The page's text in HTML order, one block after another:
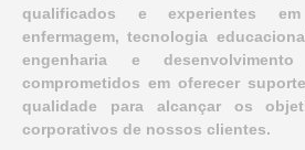
qualificados e experientes
enfermagem, tecnologia
engenharia e
comprometidos em oferecer
qualidade para alcançar os
corporativos de nossos clientes.